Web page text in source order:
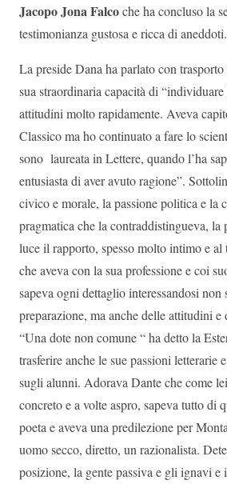
Jacopo Jona Falcoche ha concluso la
testimonianza gustosa e ricca di aneddoti.
La preside Dana ha parlato con
sua straordinaria capacità di
attitudini molto rapidamente. Aveva
Classico ma ho continuato a fare lo
sono laureata in Lettere, quando l’ha
entusiasta di aver avuto ragione”.
civico e morale, la passione politica e la
pragmatica che la contraddistingueva, la
luce il rapporto, spesso molto intimo e al
che aveva con la sua professione e coi
sapeva ogni dettaglio interessandosi non
preparazione, ma anche delle attitudini e
“Una dote non comune “ ha detto la
trasferire anche le sue passioni letterarie
sugli alunni. Adorava Dante che come
concreto e a volte aspro, sapeva tutto di
poeta e aveva una predilezione per
uomo secco, diretto, un razionalista.
posizione, la gente passiva e gli ignavi e